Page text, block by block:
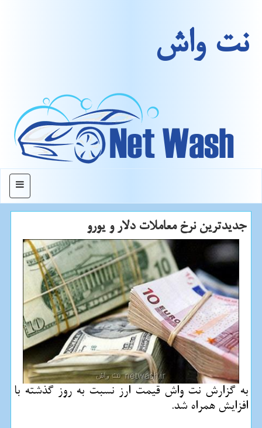
نت واش
منو
جدیدترین نرخ معاملات دلار و یورو
به گزارش نت واش قیمت ارز نسبت به روز گذشته با
افزایش همراه شد.